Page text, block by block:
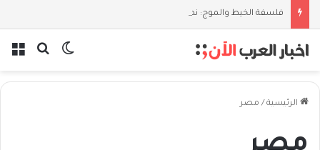
فلسفة الخيط والموج: نصف قرن في مدرسة البحر مع غسان المزيدي
بحثالوضع
الرئيسية / مصر